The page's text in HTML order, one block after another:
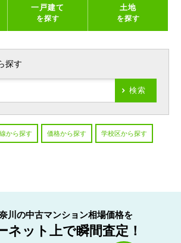
一戸建て
を探す
土地
を探す
探す
検索
から探す 価格から探す 学校区から探す
川の中古マンション相場価格を
ネット上で瞬間査定！